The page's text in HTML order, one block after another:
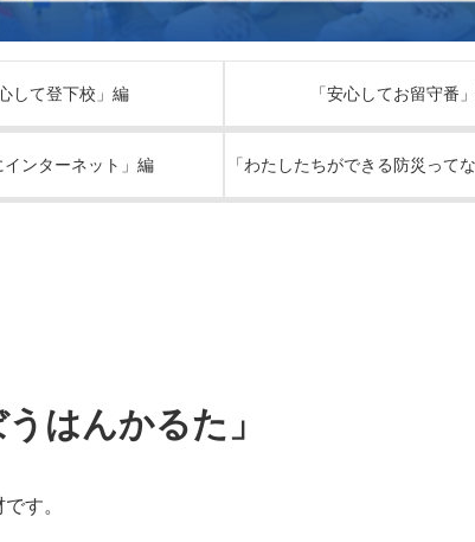
心して登下校」編 「安心してお留守番
インターネット」編 「わたしたちができる防災って
はんかるた」
す。